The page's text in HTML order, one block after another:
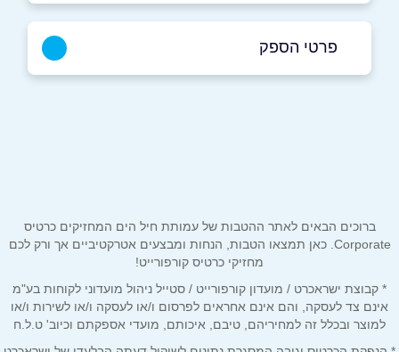
פרטי הספק
טלפון*
אימייל
ברוכים הבאים לאתר ההטבות של עמותת חיל הים המחזיקים כרטיס
Corporate. כאן תמצאו הטבות, הנחות ומבצעים אטרקטיביים אך ורק לכם
מחזיקי כרטיס קורפורייט!
* קבוצת ישראכרט / מועדון קורפורייט / סטייל ניהול מועדוני לקוחות בע"מ
אינם צד לעסקה, והם אינם אחראים לפרסום ו/או לעסקה ו/או לשירות ו/או
למוצר ובכלל זה למחיריהם, טיבם, איכותם, מועדי אספקתם וכיוב' ט.ל.ח